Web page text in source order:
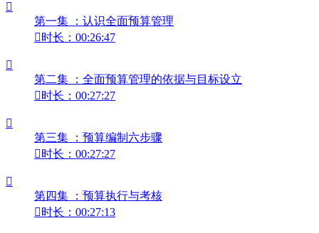

第一集 ：认识全面预算管理
时长：00:26:47

第二集 ：全面预算管理的依据与目标设立
时长：00:27:27

第三集 ：预算编制六步骤
时长：00:27:27

第四集 ：预算执行与考核
时长：00:27:13